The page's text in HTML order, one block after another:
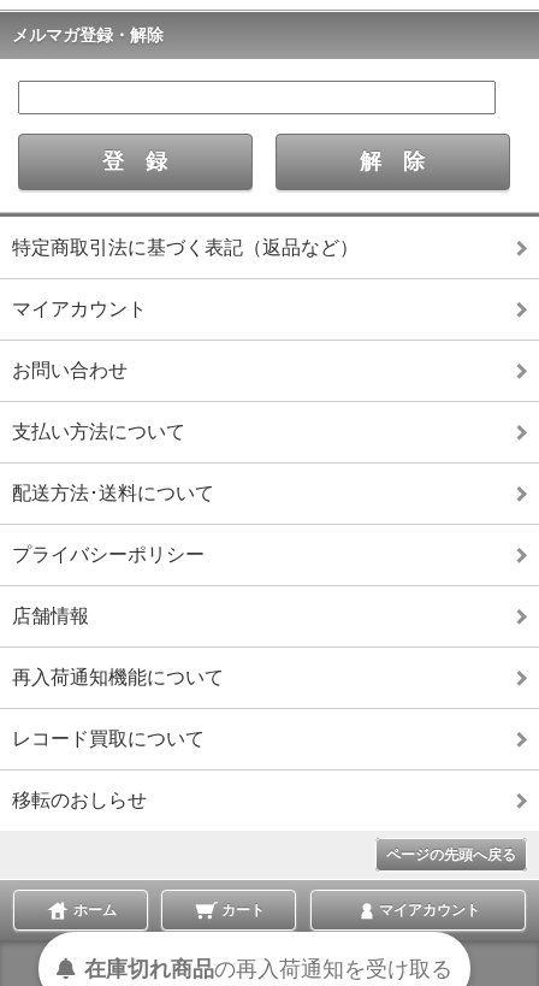
メルマガ登録・解除
特定商取引法に基づく表記（返品など）
マイアカウント
お問い合わせ
支払い方法について
配送方法･送料について
プライバシーポリシー
店舗情報
再入荷通知機能について
レコード買取について
移転のおしらせ
ページの先頭へ戻る
ホーム カート マイアカウント
表示切替 :スマートフォン|PC版
在庫切れ商品の再入荷通知を受け取る